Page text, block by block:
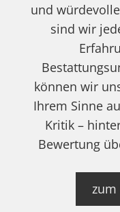
und
sind wir
können wir
Ihrem Sinne
Kritik –
Bewertung